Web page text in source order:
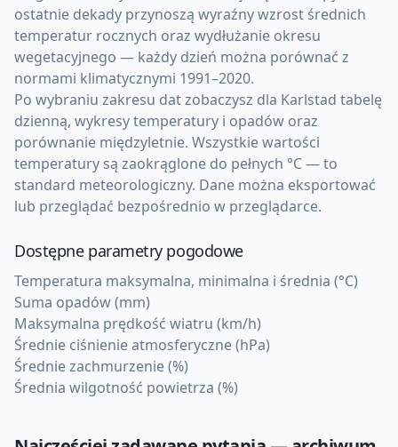
ostatnie dekady przynoszą wyraźny wzrost średnich
temperatur rocznych oraz wydłużanie okresu
wegetacyjnego — każdy dzień można porównać z
normami klimatycznymi 1991–2020.
Po wybraniu zakresu dat zobaczysz dla Karlstad tabelę
dzienną, wykresy temperatury i opadów oraz
porównanie międzyletnie. Wszystkie wartości
temperatury są zaokrąglone do pełnych °C — to
standard meteorologiczny. Dane można eksportować
lub przeglądać bezpośrednio w przeglądarce.
Dostępne parametry pogodowe
Temperatura maksymalna, minimalna i średnia (°C)
Suma opadów (mm)
Maksymalna prędkość wiatru (km/h)
Średnie ciśnienie atmosferyczne (hPa)
Średnie zachmurzenie (%)
Średnia wilgotność powietrza (%)